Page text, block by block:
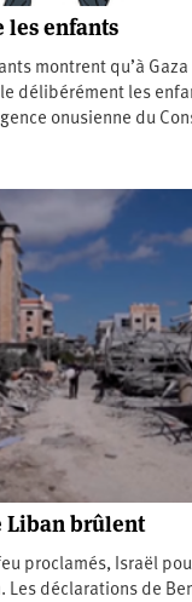
les enfants
montrent qu’à Gaza
délibérément les
onusienne du
Liban brûlent
proclamés, Israël
Les déclarations de